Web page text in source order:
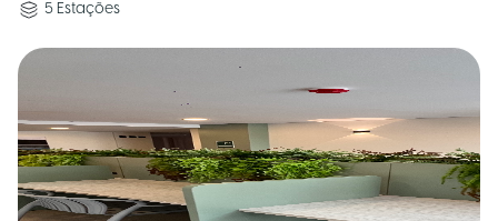
5 Estações